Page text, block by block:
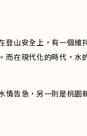
山安全上，有一個維
在現代化的時代，
告急，另一則是桃